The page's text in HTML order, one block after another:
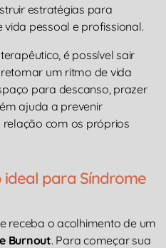
estratégias para
pessoal e profissional.
é possível sair
retomar um ritmo de vida
para descanso, prazer
ajuda a prevenir
com os próprios
para Síndrome
receba o acolhimento de um
Burnout. Para começar sua